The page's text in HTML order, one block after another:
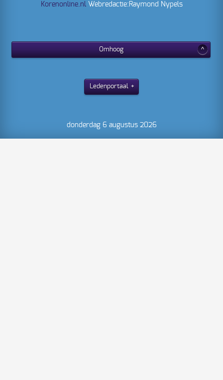
Korenonline.nlWebredactie:Raymond Nypels
Omhoog
Ledenportaal
donderdag 6 augustus 2026